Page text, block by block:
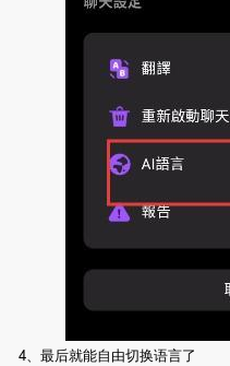
4、最后就能自由切换语言了